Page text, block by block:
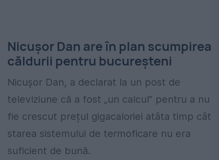
Nicușor Dan are în plan scumpirea
căldurii pentru bucureșteni
Nicușor Dan, a declarat la un post de
televiziune că a fost „un calcul” pentru a nu
fie crescut prețul gigacaloriei atâta timp cât
starea sistemului de termoficare nu era
suficient de bună.